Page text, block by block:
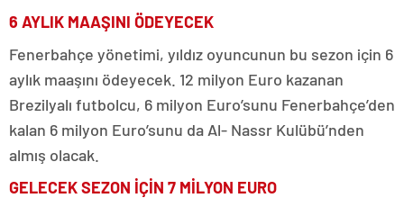
6 AYLIK MAAŞINI ÖDEYECEK
Fenerbahçe yönetimi, yıldız oyuncunun bu sezon için 6
aylık maaşını ödeyecek. 12 milyon Euro kazanan
Brezilyalı futbolcu, 6 milyon Euro’sunu Fenerbahçe’den
kalan 6 milyon Euro’sunu da Al- Nassr Kulübü’nden
almış olacak.
GELECEK SEZON İÇİN 7 MİLYON EURO